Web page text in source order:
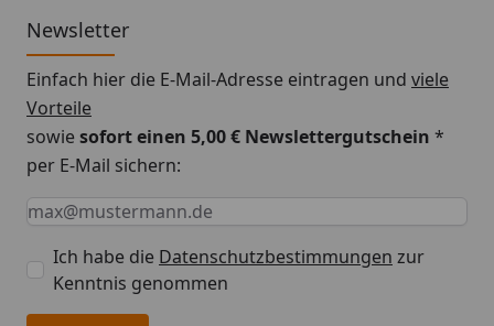
Newsletter
Einfach hier die E-Mail-Adresse eintragen und viele
Vorteile
sowiesofort einen 5,00 € Newslettergutschein *
per E-Mail sichern:
Keine Eingabe erforderlich
Eingabe erforderlich
E-Mail *
Ich habe die Datenschutzbestimmungen zur
Kenntnis genommen